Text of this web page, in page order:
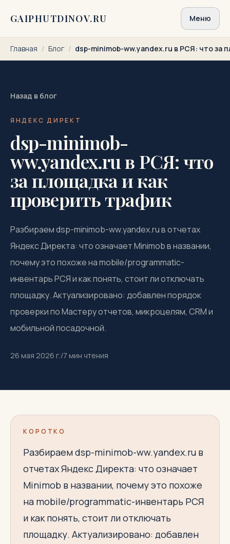
GAIPHUTDINOV.RU Меню
Главная / Блог / dsp-minimob-ww.yandex.ru в РСЯ: что за
Назад в блог
ЯНДЕКС ДИРЕКТ
dsp-minimob-
ww.yandex.ru в РСЯ: что
за площадка и как
проверить трафик
Разбираем dsp-minimob-ww.yandex.ru в отчетах
Яндекс Директа: что означает Minimob в названии,
почему это похоже на mobile/programmatic-
инвентарь РСЯ и как понять, стоит ли отключать
площадку. Актуализировано: добавлен порядок
проверки по Мастеру отчетов, микроцелям, CRM и
мобильной посадочной.
26 мая 2026 г./7 мин чтения
КОРОТКО
Разбираем dsp-minimob-ww.yandex.ru в
отчетах Яндекс Директа: что означает
Minimob в названии, почему это похоже
на mobile/programmatic-инвентарь РСЯ
и как понять, стоит ли отключать
площадку. Актуализировано: добавлен